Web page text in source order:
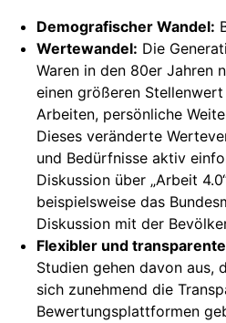
Demografischer Wandel:
Wertewandel: Die
Waren in den 80er Jahren
einen größeren
Arbeiten, persönliche
Dieses veränderte
und Bedürfnisse aktiv
Diskussion über „Arbeit
beispielsweise das
Diskussion mit der
Flexibler und
Studien gehen davon aus,
sich zunehmend die
Bewertungsplattformen